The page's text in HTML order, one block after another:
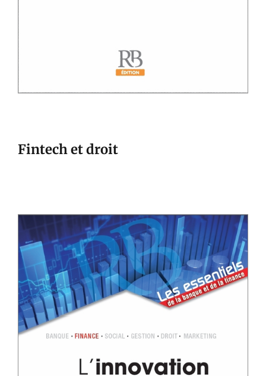
Fintech et droit